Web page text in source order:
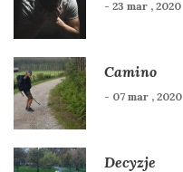
- 23 mar , 2020
Camino
- 07 mar , 2020
Decyzje